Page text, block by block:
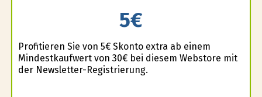
5€
Profitieren Sie von 5€ Skonto extra ab einem
Mindestkaufwert von 30€ bei diesem Webstore mit
der Newsletter-Registrierung.